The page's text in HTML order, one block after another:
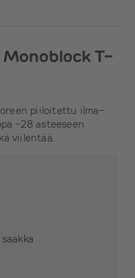
T-
piiloitettu ilma-
-28 asteeseen
viilentää.